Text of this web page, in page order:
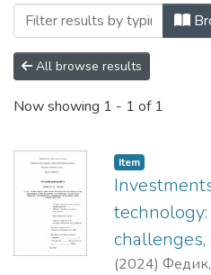
Browsing Кафедра
All browse results
Now showing 1 - 1 of 1
Item
(2024)